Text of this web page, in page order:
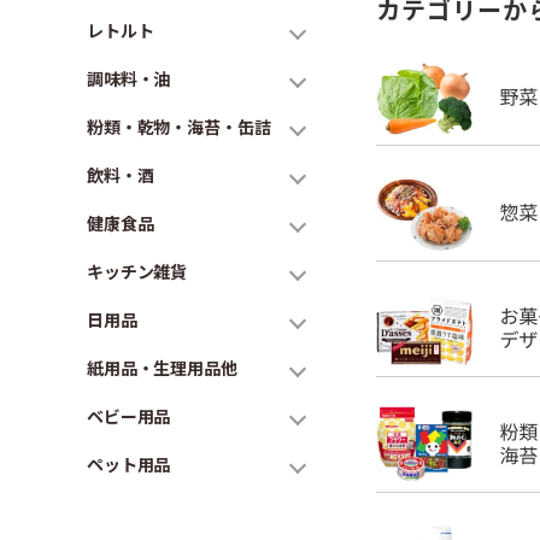
レトルト
調味料・油
粉類・乾物・海苔・缶詰
飲料・酒
健康食品
キッチン雑貨
日用品
紙用品・生理用品他
ベビー用品
ペット用品
カテゴリーか